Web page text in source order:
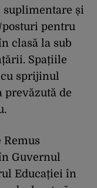
suplimentare și
pentru
clasă la sub
Spațiile
sprijinul
prevăzută de
Remus
Guvernul
Educației în